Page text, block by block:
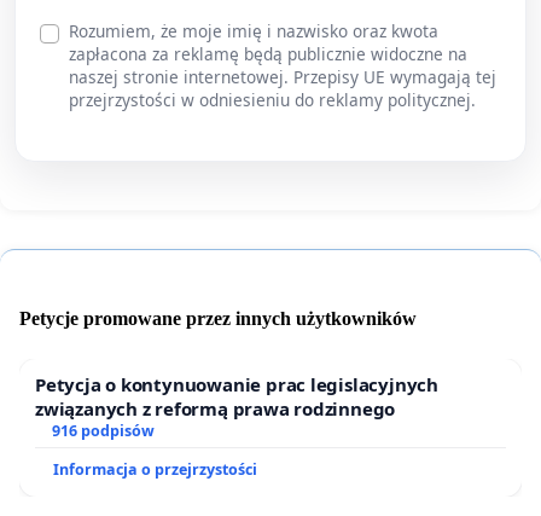
Rozumiem, że moje imię i nazwisko oraz kwota
zapłacona za reklamę będą publicznie widoczne na
naszej stronie internetowej. Przepisy UE wymagają tej
przejrzystości w odniesieniu do reklamy politycznej.
Petycje promowane przez innych użytkowników
Petycja o kontynuowanie prac legislacyjnych
związanych z reformą prawa rodzinnego
916 podpisów
Informacja o przejrzystości